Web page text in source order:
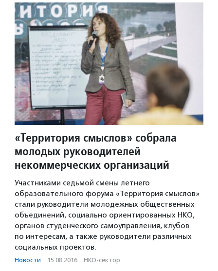
«Территория смыслов» собрала
молодых руководителей
некоммерческих организаций
Участниками седьмой смены летнего
образовательного форума «Территория смыслов»
стали руководители молодежных общественных
объединений, социально ориентированных НКО,
органов студенческого самоуправления, клубов
по интересам, а также руководители различных
социальных проектов.
Новости · 15.08.2016 · НКО-сектор